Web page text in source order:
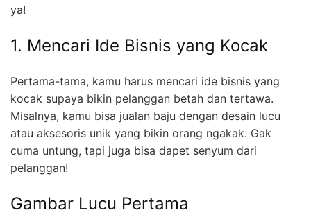
ya!
1. Mencari Ide Bisnis yang Kocak
Pertama-tama, kamu harus mencari ide bisnis yang
kocak supaya bikin pelanggan betah dan tertawa.
Misalnya, kamu bisa jualan baju dengan desain lucu
atau aksesoris unik yang bikin orang ngakak. Gak
cuma untung, tapi juga bisa dapet senyum dari
pelanggan!
Gambar Lucu Pertama